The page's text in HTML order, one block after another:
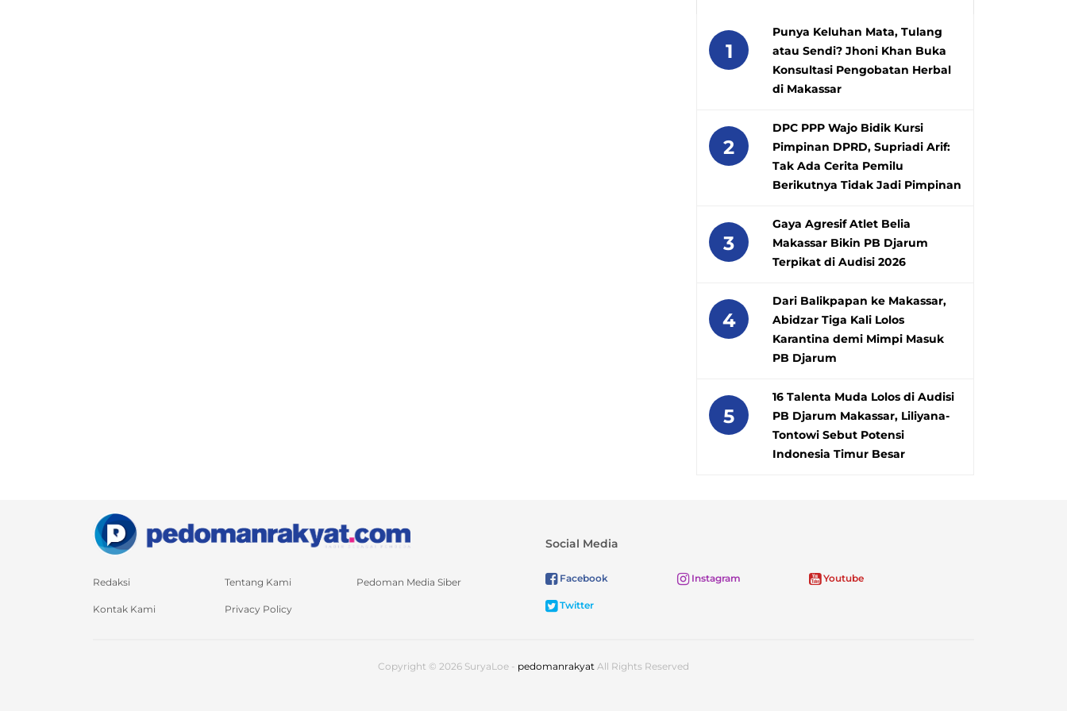
1
Punya Keluhan Mata, Tulang
atau Sendi? Jhoni Khan Buka
Konsultasi Pengobatan Herbal
di Makassar
2
DPC PPP Wajo Bidik Kursi
Pimpinan DPRD, Supriadi Arif:
Tak Ada Cerita Pemilu
Berikutnya Tidak Jadi Pimpinan
3
Gaya Agresif Atlet Belia
Makassar Bikin PB Djarum
Terpikat di Audisi 2026
4
Dari Balikpapan ke Makassar,
Abidzar Tiga Kali Lolos
Karantina demi Mimpi Masuk
PB Djarum
5
16 Talenta Muda Lolos di Audisi
PB Djarum Makassar, Liliyana-
Tontowi Sebut Potensi
Indonesia Timur Besar
Redaksi Tentang Kami Pedoman Media Siber
Kontak Kami Privacy Policy
Social Media
Facebook Instagram Youtube
Twitter
Copyright © 2026 SuryaLoe - pedomanrakyat All Rights Reserved